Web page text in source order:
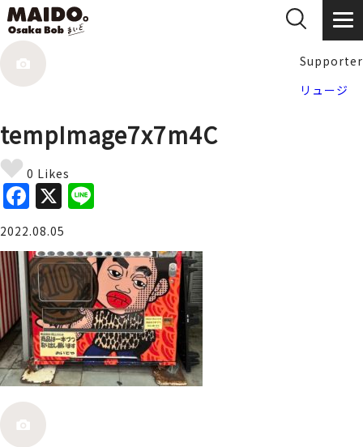
Supporter
リュージ
tempImage7x7m4C
0 Likes
F
a
c
e
b
o
o
k
X
e
2022.08.05